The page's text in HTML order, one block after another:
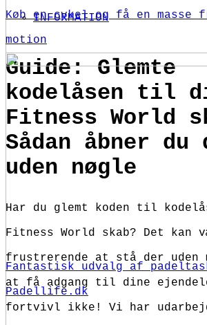
Køb en cykel og få en
motion
Fantastisk udvalg af
Padellife.dk
INFORMATION
Guide: Glemte
kodelåsen til
Fitness World
Sådan åbner du
uden nøgle
Har du glemt koden til
Fitness World skab? Det kan
frustrerende at stå der uden
at få adgang til dine
fortvivl ikke! Vi har